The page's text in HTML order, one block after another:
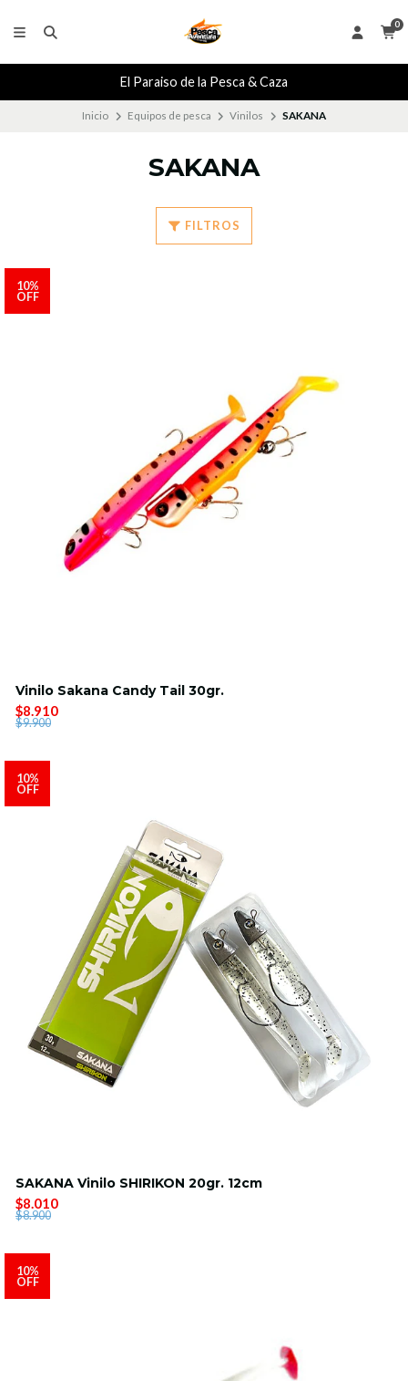
0
El Paraiso de la Pesca & Caza
Inicio Equipos de pesca Vinilos SAKANA
SAKANA
FILTROS
10%
OFF
Vinilo Sakana Candy Tail 30gr.
$8.910
$9.900
10%
OFF
SAKANA Vinilo SHIRIKON 20gr. 12cm
$8.010
$8.900
10%
OFF